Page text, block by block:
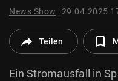
© Krone Multimedia GmbH
News Show 29.04.2025
Teilen
Ein Stromausfall in